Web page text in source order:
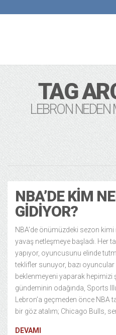
TAG
LEBRON NEDEN
NBA’DE KIM
GIDIYOR?
NBA’de önümüzdeki sezon
yavaş netleşmeye başladı. Her
yapıyor, oyuncusunu elinde
teklifler sunuyor, bazı
beklenmeyeni yaparak hepimizi
gündeminin odağında, Sports
Lebron’a geçmeden önce NBA
bir göz atalım; Chicago Bulls,
DEVAMI